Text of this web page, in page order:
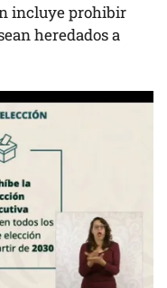
incluye prohibir
heredados a